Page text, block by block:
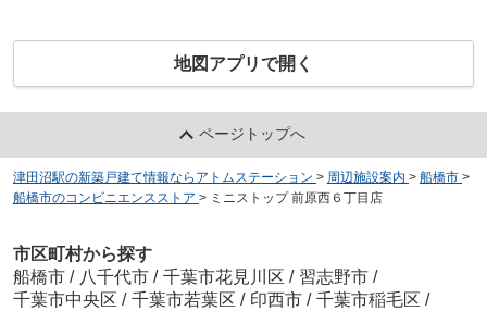
地図アプリで開く
ページトップへ
津田沼駅の新築戸建て情報ならアトムステーション > 周辺施設案内 > 船橋市 >
船橋市のコンビニエンスストア > ミニストップ 前原西６丁目店
市区町村から探す
船橋市 / 八千代市 / 千葉市花見川区 / 習志野市 /
千葉市中央区 / 千葉市若葉区 / 印西市 / 千葉市稲毛区 /